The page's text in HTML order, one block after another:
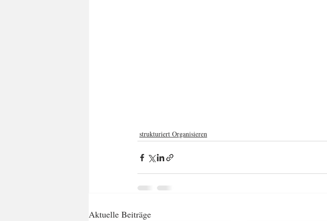
strukturiert Organisieren
Aktuelle Beiträge